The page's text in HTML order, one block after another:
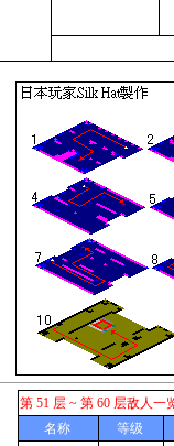
第 51 层 ~ 第 60 层敌人一
名称
等级